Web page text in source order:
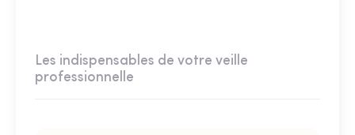
Les indispensables de votre veille
professionnelle